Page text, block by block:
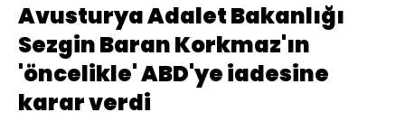
Avusturya Adalet Bakanlığı
Sezgin Baran Korkmaz'ın
'öncelikle' ABD'ye iadesine
karar verdi